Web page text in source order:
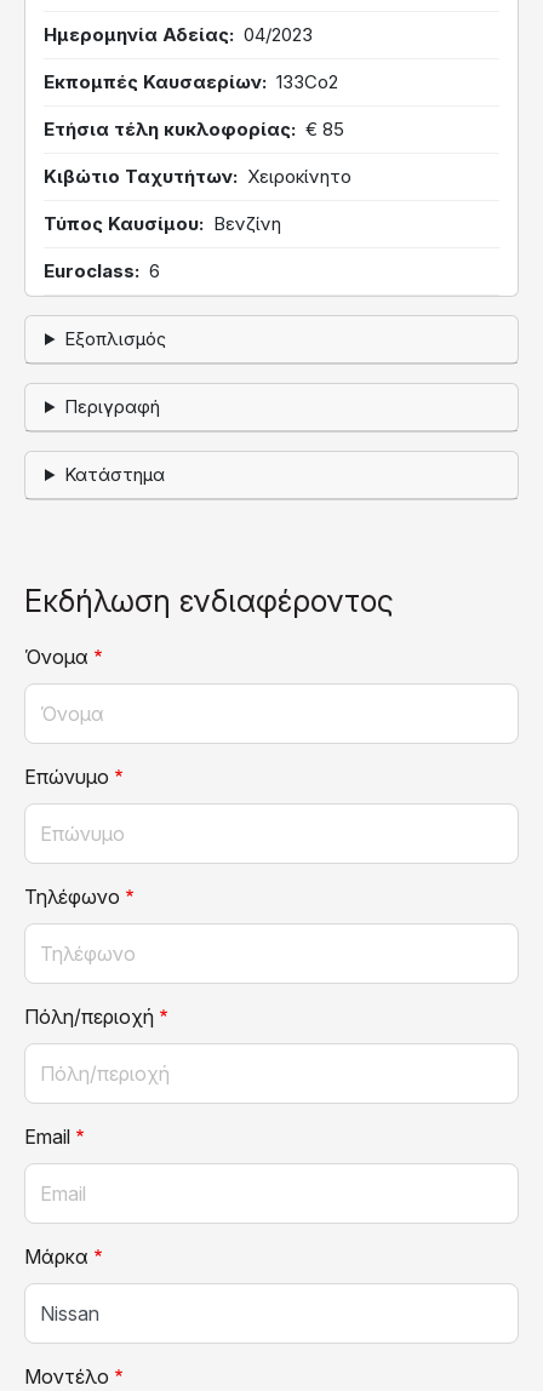
Ημερομηνία Αδείας 04/2023
Εκπομπές Καυσαερίων 133Co2
Ετήσια τέλη κυκλοφορίας € 85
Κιβώτιο Ταχυτήτων Χειροκίνητο
Τύπος Καυσίμου Βενζίνη
Euroclass 6
Εξοπλισμός
Περιγραφή
Κατάστημα
Εκδήλωση ενδιαφέροντος
Όνομα
Επώνυμο
Τηλέφωνο
Πόλη/περιοχή
Email
Μάρκα
Μοντέλο